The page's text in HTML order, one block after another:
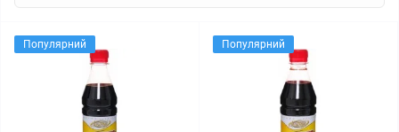
Популярний Популярний